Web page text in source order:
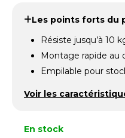
Les points forts du
Résiste jusqu’à 10
Montage rapide au
Empilable pour
Voir les
En stock